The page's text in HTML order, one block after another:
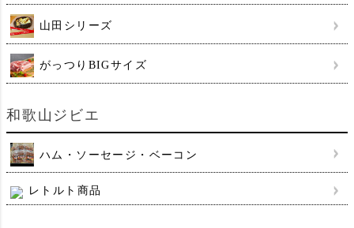
山田シリーズ
がっつりBIGサイズ
和歌山ジビエ
ハム・ソーセージ・ベーコン
レトルト商品